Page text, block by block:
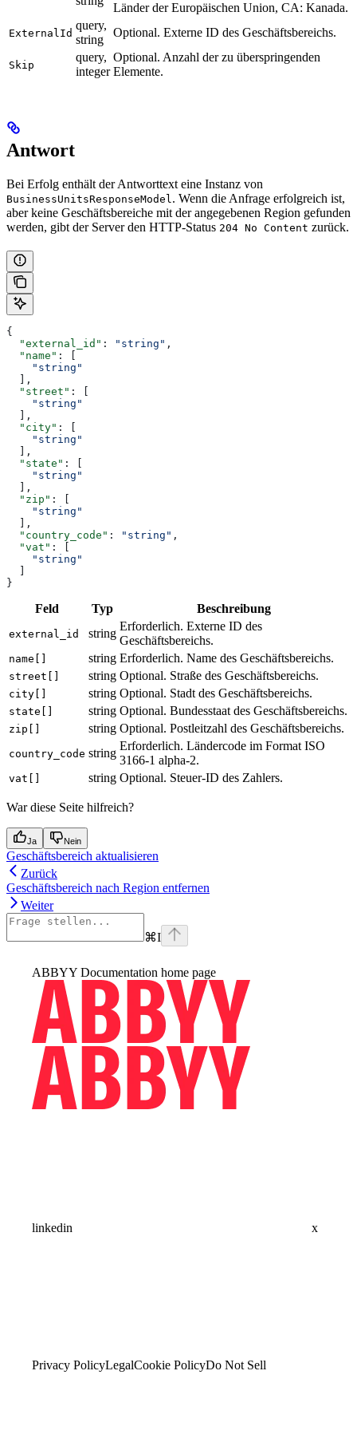
Länder der Europäischen Union, CA: Kanada.
ExternalId
query,
string
Optional. Externe ID des Geschäftsbereichs.
Skip
query,
integer
Optional. Anzahl der zu überspringenden
Elemente.
Antwort
Bei Erfolg enthält der Antworttext eine Instanz von
BusinessUnitsResponseModel. Wenn die Anfrage erfolgreich ist,
aber keine Geschäftsbereiche mit der angegebenen Region gefunden
werden, gibt der Server den HTTP-Status 204 No Content zurück.
{
  "external_id"
: "string" ,
  "name"
: [
    "string"
  ],
  "street"
: [
    "string"
  ],
  "city"
: [
    "string"
  ],
  "state"
: [
    "string"
  ],
  "zip"
: [
    "string"
  ],
  "country_code"
: "string" ,
  "vat"
: [
    "string"
}
Feld Typ Beschreibung
external_id string
Erforderlich. Externe ID des
Geschäftsbereichs.
name[] string Erforderlich. Name des Geschäftsbereichs.
street[] string Optional. Straße des Geschäftsbereichs.
city[] string Optional. Stadt des Geschäftsbereichs.
state[] string Optional. Bundesstaat des Geschäftsbereichs.
zip[] string Optional. Postleitzahl des Geschäftsbereichs.
country_code string
Erforderlich. Ländercode im Format ISO
3166-1 alpha-2.
vat[] string Optional. Steuer-ID des Zahlers.
War diese Seite hilfreich?
Ja Nein
Geschäftsbereich aktualisieren
Zurück
Geschäftsbereich nach Region entfernen
Weiter
⌘I
ABBYY Documentation home page
linkedin x
Privacy PolicyLegalCookie PolicyDo Not Sell